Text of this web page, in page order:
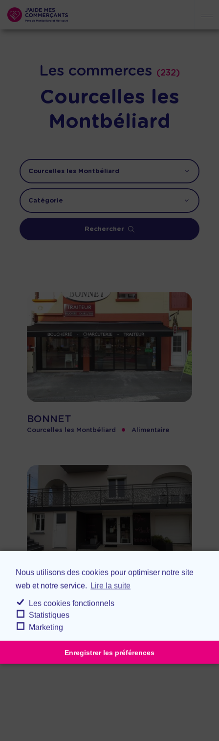
Nous utilisons des cookies pour optimiser notre site
web et notre service. Lire la suite
Les cookies fonctionnels
Statistiques
Marketing
Enregistrer les préférences
Les commerces (232)
Courcelles les
Montbéliard
Rechercher
BONNET
Courcelles les Montbéliard • Alimentaire
Orphéa beauté
Courcelles les Montbéliard
Beauté / Santé / Détente